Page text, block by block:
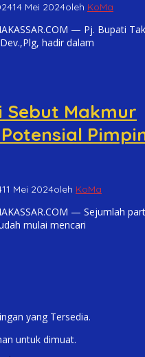
14 Mei 2024oleh KoMa
— Pj. Bupati
hadir dalam
Sebut Makmur
11 Mei 2024oleh KoMa
— Sejumlah
mulai mencari
yang Tersedia.
untuk dimuat.